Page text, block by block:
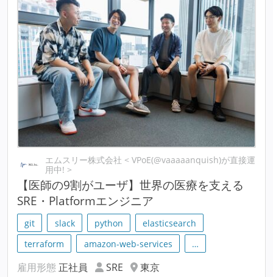
エムスリー株式会社 < VPoE(@vaaaaanquish)が直接運
用中! >
【医師の9割がユーザ】世界の医療を支える
SRE・Platformエンジニア
git slack python
elasticsearch
terraform
amazon-web-services …
雇用形態 正社員 SRE
東京